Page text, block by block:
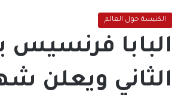
الكنيسة حول العالم
البابا فرنسيس
الثاني ويعلن